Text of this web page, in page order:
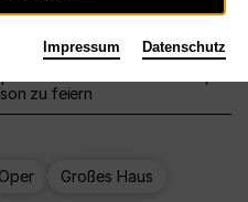
zu feiern
Oper Großes Haus
Impressum Datenschutz